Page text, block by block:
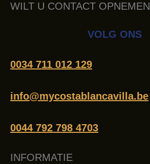
WILT U CONTACT OPNEMEN
VOLG ONS
0034 711 012 129
info@mycostablancavilla.be
0044 792 798 4703
INFORMATIE